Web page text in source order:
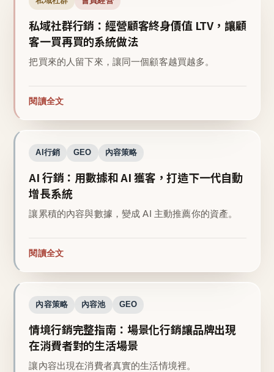
私域社群行銷：經營顧客終身價值 LTV，讓顧
客一買再買的系統做法
把買來的人留下來，讓同一個顧客越買越多。
閱讀全文
AI行銷 GEO 內容策略
AI 行銷：用數據和 AI 獲客，打造下一代自動
增長系統
讓累積的內容與數據，變成 AI 主動推薦你的資產。
閱讀全文
內容策略 內容池 GEO
情境行銷完整指南：場景化行銷讓品牌出現
在消費者對的生活場景
讓內容出現在消費者真實的生活情境裡。